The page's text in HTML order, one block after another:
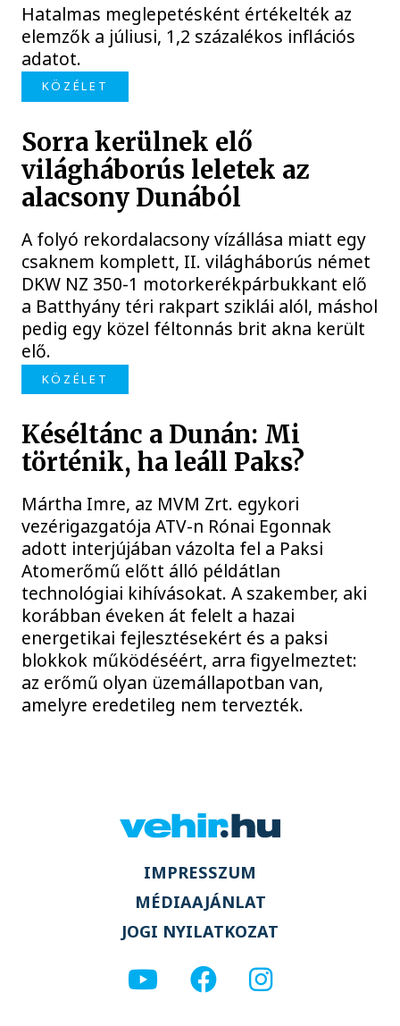
Hatalmas meglepetésként értékelték az
elemzők a júliusi, 1,2 százalékos inflációs
adatot.
KÖZÉLET
Sorra kerülnek elő
világháborús leletek az
alacsony Dunából
A folyó rekordalacsony vízállása miatt egy
csaknem komplett, II. világháborús német
DKW NZ 350-1 motorkerékpárbukkant elő
a Batthyány téri rakpart sziklái alól, máshol
pedig egy közel féltonnás brit akna került
elő.
KÖZÉLET
Késéltánc a Dunán: Mi
történik, ha leáll Paks?
Mártha Imre, az MVM Zrt. egykori
vezérigazgatója ATV-n Rónai Egonnak
adott interjújában vázolta fel a Paksi
Atomerőmű előtt álló példátlan
technológiai kihívásokat. A szakember, aki
korábban éveken át felelt a hazai
energetikai fejlesztésekért és a paksi
blokkok működéséért, arra figyelmeztet:
az erőmű olyan üzemállapotban van,
amelyre eredetileg nem tervezték.
IMPRESSZUM
MÉDIAAJÁNLAT
JOGI NYILATKOZAT